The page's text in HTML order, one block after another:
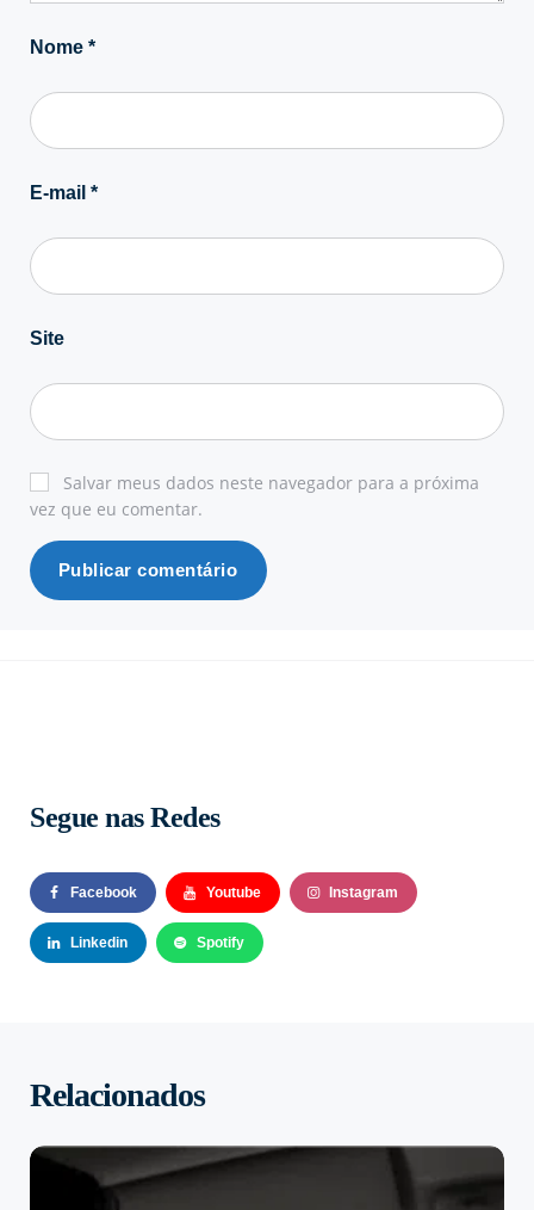
Nome *
E-mail *
Site
Salvar meus dados neste navegador para a próxima
vez que eu comentar.
Segue nas Redes
Facebook Youtube Instagram
Linkedin Spotify
Relacionados